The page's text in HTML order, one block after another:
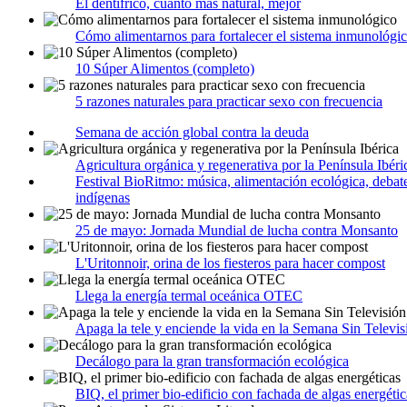
El dentífrico, cuanto más natural, mejor
Cómo alimentarnos para fortalecer el sistema
10 Súper Alimentos (completo)
5 razones naturales para practicar sexo con frecuencia
Semana de acción global contra la deuda
Agricultura orgánica y regenerativa por la Península
Festival BioRitmo: música, alimentación ecológica,
indígenas
25 de mayo: Jornada Mundial de lucha contra Monsanto
L'Uritonnoir, orina de los fiesteros para hacer compost
Llega la energía termal oceánica OTEC
Apaga la tele y enciende la vida en la Semana Sin
Decálogo para la gran transformación ecológica
BIQ, el primer bio-edificio con fachada de algas